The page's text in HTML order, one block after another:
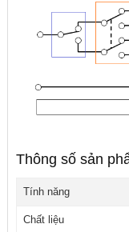
Thông số sản
Tính năng
Chất liệu